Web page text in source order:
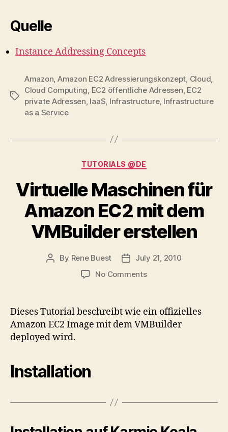
Quelle
Instance Addressing Concepts
Tags
Amazon, Amazon EC2 Adressierungskonzept, Cloud,
Cloud Computing, EC2 öffentliche Adressen, EC2
private Adressen, IaaS, Infrastructure, Infrastructure
as a Service
Categories
TUTORIALS @DE
Virtuelle Maschinen für
Amazon EC2 mit dem
VMBuilder erstellen
Post
By Rene Buest
PostJuly 21, 2010
No Commentson
für
Amazon
EC2
Dieses Tutorial beschreibt wie ein offizielles
Amazon EC2 Image mit dem VMBuilder
deployed wird.
Installation